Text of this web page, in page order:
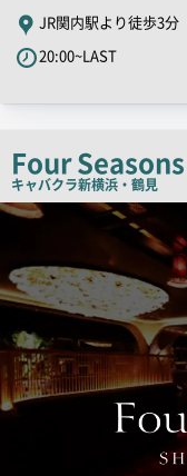
舗
PR
キ
コ
ピ
ー
JR関内駅より徒歩3分
20:00~LAST
Four
キャバクラ新横浜・鶴見
検
一
覧
用
像